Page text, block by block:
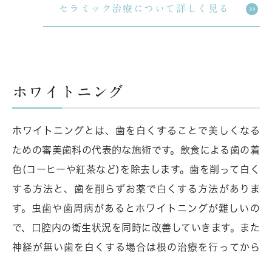
セラミック治療について詳しく見る
ホワイトニング
ホワイトニングとは、歯を白くすることで美しくなる
ための審美歯科の代表的な施術です。飲食による歯の着
色(コーヒーや紅茶など)を除去します。歯を削って白く
する方法と、歯を削らずお薬で白くする方法がありま
す。虫歯や歯周病があるとホワイトニングが難しいの
で、口腔内の衛生状況を同時に改善していきます。また
神経が無い歯を白くする場合は根の治療を行ってから